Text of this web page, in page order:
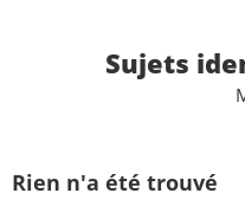
Sujets
Rien n'a été trouvé